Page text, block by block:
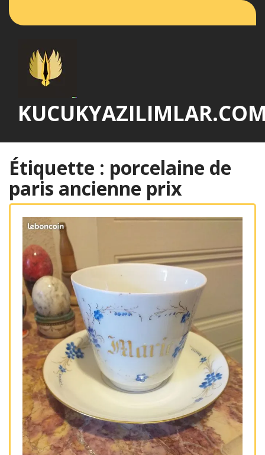
Étiquette : porcelaine de
paris ancienne prix